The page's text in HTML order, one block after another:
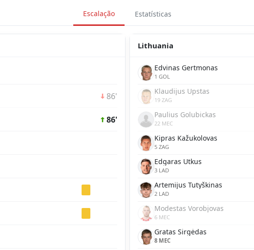
Escalação Estatísticas
86'
86'
Lithuania
Edvinas Gertmonas
1 GOL
Klaudijus Upstas
19 ZAG
Paulius Golubickas
22 MEC
Kipras Kažukolovas
5 ZAG
Edgaras Utkus
3 LAD
Artemijus Tutyškinas
2 LAD
Modestas Vorobjovas
6 MEC
Gratas Sirgėdas
8 MEC